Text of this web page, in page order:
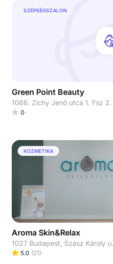
SZÉPSÉGSZALON
Green Point Beauty
1066. Zichy Jenő utca 1. Fsz
0
KOZMETIKA
Aroma Skin&Relax
1027 Budapest, Szász Károly
5.0 (21)